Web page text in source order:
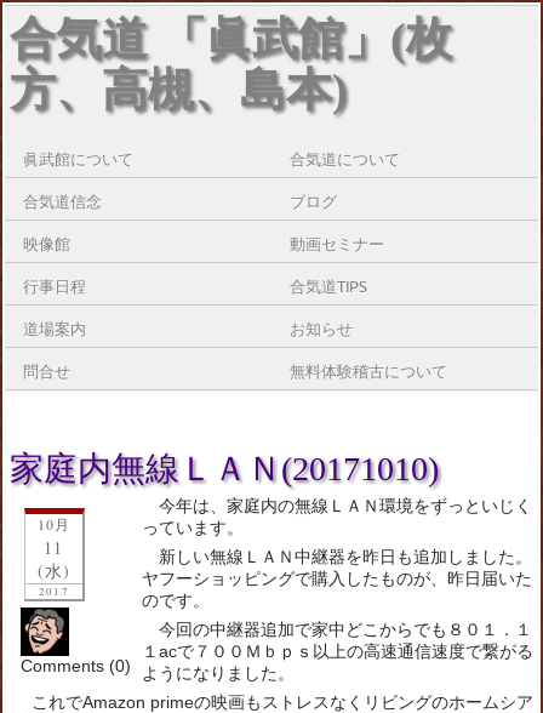
合気道 「眞武館」(枚
方、高槻、島本)
眞武館について 合気道について
合気道信念 ブログ
映像館 動画セミナー
行事日程 合気道TIPS
道場案内 お知らせ
問合せ 無料体験稽古について
家庭内無線ＬＡＮ(20171010)
10月
11
(水)
2017
Comments (0)
今年は、家庭内の無線ＬＡＮ環境をずっといじく
っています。
新しい無線ＬＡＮ中継器を昨日も追加しました。
ヤフーショッピングで購入したものが、昨日届いた
のです。
今回の中継器追加で家中どこからでも８０１．１
１acで７００Ｍｂｐｓ以上の高速通信速度で繋がる
ようになりました。
これでAmazon primeの映画もストレスなくリビングのホームシア